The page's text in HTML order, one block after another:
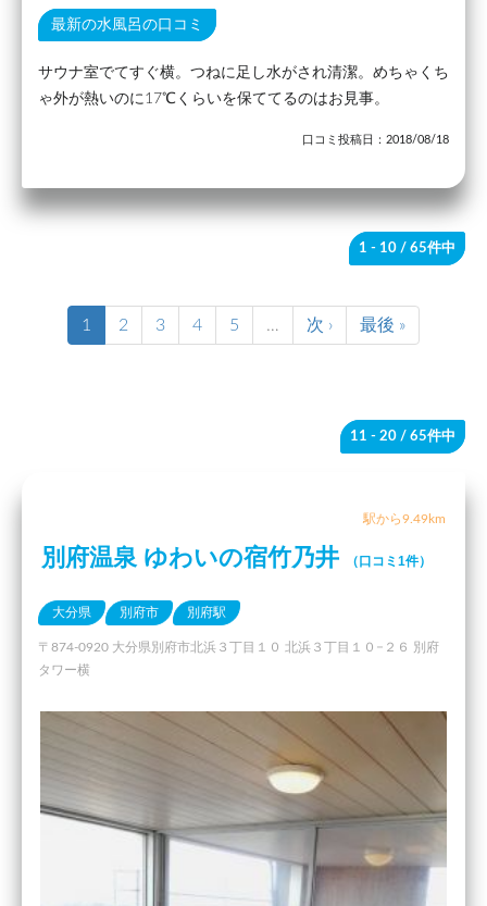
最新の水風呂の口コミ
サウナ室でてすぐ横。つねに足し水がされ清潔。めちゃくち
ゃ外が熱いのに17℃くらいを保ててるのはお見事。
口コミ投稿日：2018/08/18
1 - 10 / 65件中
1 2 3 4 5 … 次 › 最後 »
11 - 20 / 65件中
駅から9.49km
別府温泉 ゆわいの宿竹乃井 （口コミ1件）
大分県 別府市 別府駅
〒874-0920 大分県別府市北浜３丁目１０ 北浜３丁目１０−２６ 別府
タワー横